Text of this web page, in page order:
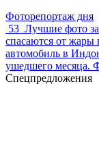
Фоторепортаж дня
53 Лучшие фото
спасаются от
автомобиль в
ушедшего месяца.
Спецпредложения